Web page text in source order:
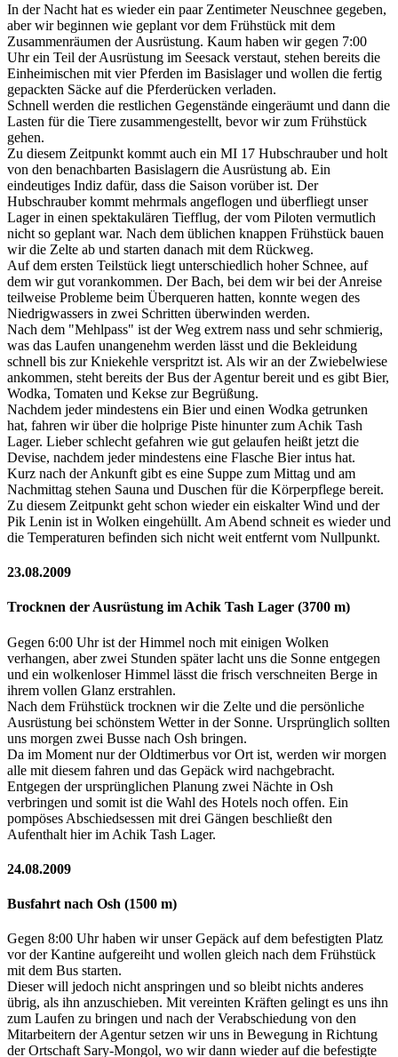
In der Nacht hat es wieder ein paar Zentimeter Neuschnee gegeben,
aber wir beginnen wie geplant vor dem Frühstück mit dem
Zusammenräumen der Ausrüstung. Kaum haben wir gegen 7:00
Uhr ein Teil der Ausrüstung im Seesack verstaut, stehen bereits die
Einheimischen mit vier Pferden im Basislager und wollen die fertig
gepackten Säcke auf die Pferderücken verladen.
Schnell werden die restlichen Gegenstände eingeräumt und dann die
Lasten für die Tiere zusammengestellt, bevor wir zum Frühstück
gehen.
Zu diesem Zeitpunkt kommt auch ein MI 17 Hubschrauber und holt
von den benachbarten Basislagern die Ausrüstung ab. Ein
eindeutiges Indiz dafür, dass die Saison vorüber ist. Der
Hubschrauber kommt mehrmals angeflogen und überfliegt unser
Lager in einen spektakulären Tiefflug, der vom Piloten vermutlich
nicht so geplant war. Nach dem üblichen knappen Frühstück bauen
wir die Zelte ab und starten danach mit dem Rückweg.
Auf dem ersten Teilstück liegt unterschiedlich hoher Schnee, auf
dem wir gut vorankommen. Der Bach, bei dem wir bei der Anreise
teilweise Probleme beim Überqueren hatten, konnte wegen des
Niedrigwassers in zwei Schritten überwinden werden.
Nach dem "Mehlpass" ist der Weg extrem nass und sehr schmierig,
was das Laufen unangenehm werden lässt und die Bekleidung
schnell bis zur Kniekehle verspritzt ist. Als wir an der Zwiebelwiese
ankommen, steht bereits der Bus der Agentur bereit und es gibt Bier,
Wodka, Tomaten und Kekse zur Begrüßung.
Nachdem jeder mindestens ein Bier und einen Wodka getrunken
hat, fahren wir über die holprige Piste hinunter zum Achik Tash
Lager. Lieber schlecht gefahren wie gut gelaufen heißt jetzt die
Devise, nachdem jeder mindestens eine Flasche Bier intus hat.
Kurz nach der Ankunft gibt es eine Suppe zum Mittag und am
Nachmittag stehen Sauna und Duschen für die Körperpflege bereit.
Zu diesem Zeitpunkt geht schon wieder ein eiskalter Wind und der
Pik Lenin ist in Wolken eingehüllt. Am Abend schneit es wieder und
die Temperaturen befinden sich nicht weit entfernt vom Nullpunkt.
23.08.2009
Trocknen der Ausrüstung im Achik Tash Lager (3700 m)
Gegen 6:00 Uhr ist der Himmel noch mit einigen Wolken
verhangen, aber zwei Stunden später lacht uns die Sonne entgegen
und ein wolkenloser Himmel lässt die frisch verschneiten Berge in
ihrem vollen Glanz erstrahlen.
Nach dem Frühstück trocknen wir die Zelte und die persönliche
Ausrüstung bei schönstem Wetter in der Sonne. Ursprünglich sollten
uns morgen zwei Busse nach Osh bringen.
Da im Moment nur der Oldtimerbus vor Ort ist, werden wir morgen
alle mit diesem fahren und das Gepäck wird nachgebracht.
Entgegen der ursprünglichen Planung zwei Nächte in Osh
verbringen und somit ist die Wahl des Hotels noch offen. Ein
pompöses Abschiedsessen mit drei Gängen beschließt den
Aufenthalt hier im Achik Tash Lager.
24.08.2009
Busfahrt nach Osh (1500 m)
Gegen 8:00 Uhr haben wir unser Gepäck auf dem befestigten Platz
vor der Kantine aufgereiht und wollen gleich nach dem Frühstück
mit dem Bus starten.
Dieser will jedoch nicht anspringen und so bleibt nichts anderes
übrig, als ihn anzuschieben. Mit vereinten Kräften gelingt es uns ihn
zum Laufen zu bringen und nach der Verabschiedung von den
Mitarbeitern der Agentur setzen wir uns in Bewegung in Richtung
der Ortschaft Sary-Mongol, wo wir dann wieder auf die befestigte